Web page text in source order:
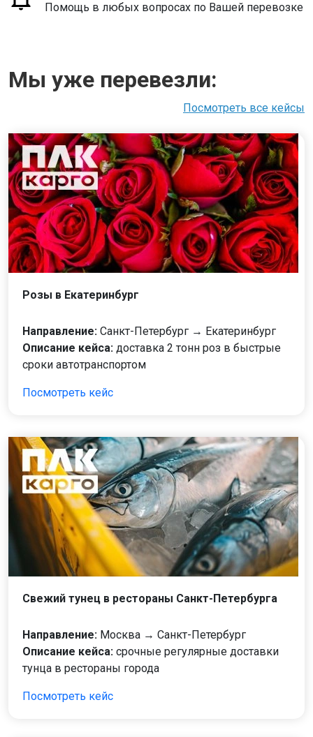
Помощь в любых вопросах по Вашей перевозке
Мы уже перевезли:
Посмотреть все кейсы
Розы в Екатеринбург
Направление: Санкт-Петербург → Екатеринбург
Описание кейса: доставка 2 тонн роз в быстрые
сроки автотранспортом
Посмотреть кейс
Свежий тунец в рестораны Санкт-Петербурга
Направление: Москва → Санкт-Петербург
Описание кейса: срочные регулярные доставки
тунца в рестораны города
Посмотреть кейс